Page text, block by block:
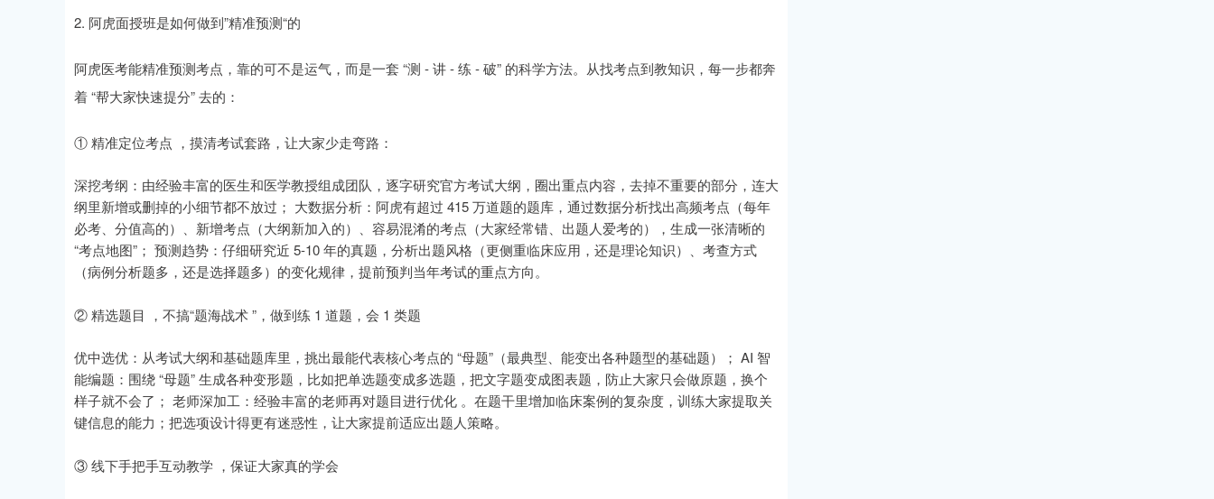
2. 阿虎面授班是如何做到”精准预测“的
阿虎医考能精准预测考点，靠的可不是运气，而是一套 “测 - 讲 - 练 - 破” 的科学方法。从找考点到教知识，每一步都奔
着 “帮大家快速提分” 去的：
① 精准定位考点 ，摸清考试套路，让大家少走弯路：
深挖考纲：由经验丰富的医生和医学教授组成团队，逐字研究官方考试大纲，圈出重点内容，去掉不重要的部分，连大
纲里新增或删掉的小细节都不放过； 大数据分析：阿虎有超过 415 万道题的题库，通过数据分析找出高频考点（每年
必考、分值高的）、新增考点（大纲新加入的）、容易混淆的考点（大家经常错、出题人爱考的），生成一张清晰的
“考点地图”； 预测趋势：仔细研究近 5-10 年的真题，分析出题风格（更侧重临床应用，还是理论知识）、考查方式
（病例分析题多，还是选择题多）的变化规律，提前预判当年考试的重点方向。
② 精选题目 ，不搞“题海战术 ”，做到练 1 道题，会 1 类题
优中选优：从考试大纲和基础题库里，挑出最能代表核心考点的 “母题”（最典型、能变出各种题型的基础题）； AI 智
能编题：围绕 “母题” 生成各种变形题，比如把单选题变成多选题，把文字题变成图表题，防止大家只会做原题，换个
样子就不会了； 老师深加工：经验丰富的老师再对题目进行优化 。在题干里增加临床案例的复杂度，训练大家提取关
键信息的能力；把选项设计得更有迷惑性，让大家提前适应出题人策略。
③ 线下手把手互动教学 ，保证大家真的学会